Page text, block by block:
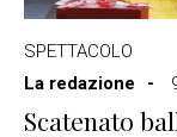
SPETTACOLO
La redazione
Scatenato